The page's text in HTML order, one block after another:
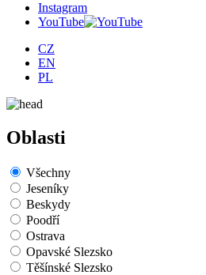
Instagram
YouTube
CZ
EN
PL
Oblasti
Všechny
Jeseníky
Beskydy
Poodří
Ostrava
Opavské Slezsko
Těšínské Slezsko